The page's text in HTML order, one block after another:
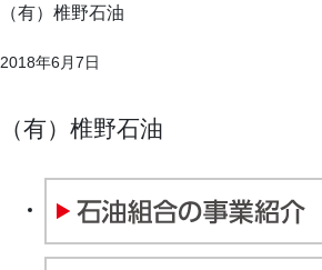
（有）椎野石油
2018年6月7日
（有）椎野石油